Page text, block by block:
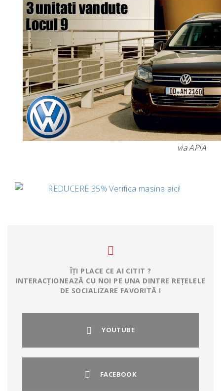
via APIA
ÎȚI PLACE CE AI CITIT ?
INTERACȚIONEAZĂ CU NOI PE UNA DINTRE REȚELELE
DE SOCIALIZARE FAVORITĂ !
YOUTUBE
FACEBOOK